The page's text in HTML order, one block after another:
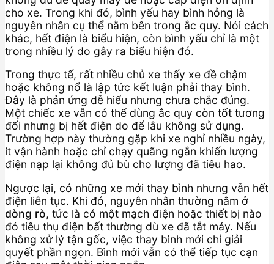
cho xe. Trong khi đó, bình yếu hay bình hỏng là
nguyên nhân cụ thể nằm bên trong ắc quy. Nói cách
khác, hết điện là biểu hiện, còn bình yếu chỉ là một
trong nhiều lý do gây ra biểu hiện đó.
Trong thực tế, rất nhiều chủ xe thấy xe đề chậm
hoặc không nổ là lập tức kết luận phải thay bình.
Đây là phản ứng dễ hiểu nhưng chưa chắc đúng.
Một chiếc xe vẫn có thể dùng ắc quy còn tốt tương
đối nhưng bị hết điện do để lâu không sử dụng.
Trường hợp này thường gặp khi xe nghỉ nhiều ngày,
ít vận hành hoặc chỉ chạy quãng ngắn khiến lượng
điện nạp lại không đủ bù cho lượng đã tiêu hao.
Ngược lại, có những xe mới thay bình nhưng vẫn hết
điện liên tục. Khi đó, nguyên nhân thường nằm ở
dòng rò, tức là có một mạch điện hoặc thiết bị nào
đó tiêu thụ điện bất thường dù xe đã tắt máy. Nếu
không xử lý tận gốc, việc thay bình mới chỉ giải
quyết phần ngọn. Bình mới vẫn có thể tiếp tục cạn